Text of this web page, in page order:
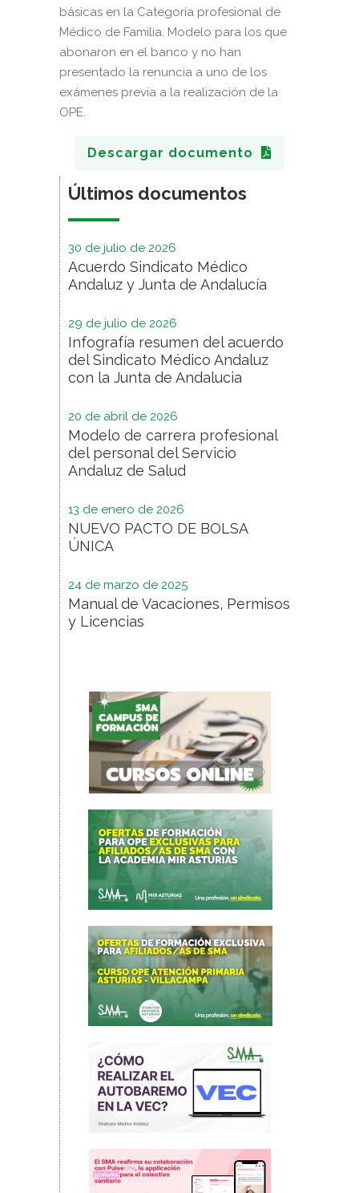
básicas en la Categoría profesional de
Médico de Familia. Modelo para los que
abonaron en el banco y no han
presentado la renuncia a uno de los
exámenes previa a la realización de la
OPE.
Descargar documento
Últimos documentos
30 de julio de 2026
Acuerdo Sindicato Médico
Andaluz y Junta de Andalucía
29 de julio de 2026
Infografía resumen del acuerdo
del Sindicato Médico Andaluz
con la Junta de Andalucia
20 de abril de 2026
Modelo de carrera profesional
del personal del Servicio
Andaluz de Salud
13 de enero de 2026
NUEVO PACTO DE BOLSA
ÚNICA
24 de marzo de 2025
Manual de Vacaciones, Permisos
y Licencias